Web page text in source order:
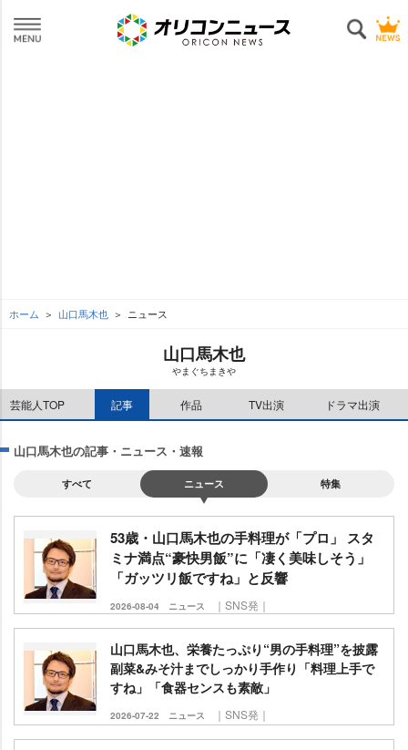
ホーム 山口馬木也 ニュース
山口馬木也
まぐちまき
芸能人TOP 記事 作品 TV出演 ドラマ出演
山口馬木也の記事・ニュース・速報
すべて ニュース 特集
53歳・山口馬木也の手料理が「プロ」 スタ
ミナ満点“豪快男飯”に「凄く美味しそう」
「ガッツリ飯ですね」と反響
2026-08-04 ニュース ｜SNS発｜
山口馬木也、栄養たっぷり“男の手料理”を披露
副菜&みそ汁までしっかり手作り「料理上手で
すね」「食器センスも素敵」
2026-07-22 ニュース ｜SNS発｜